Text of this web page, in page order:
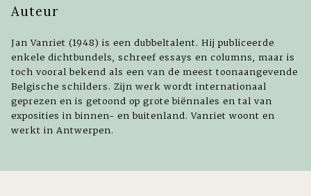
Auteur
Jan Vanriet (1948) is een dubbeltalent. Hij publiceerde
enkele dichtbundels, schreef essays en columns, maar is
toch vooral bekend als een van de meest toonaangevende
Belgische schilders. Zijn werk wordt internationaal
geprezen en is getoond op grote biënnales en tal van
exposities in binnen- en buitenland. Vanriet woont en
werkt in Antwerpen.